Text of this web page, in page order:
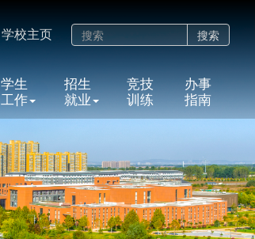
学校主页 搜索
学生
工作
招生
就业
竞技
训练
办事
指南